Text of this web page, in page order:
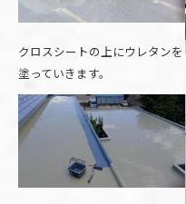
クロスシートの上にウレタンを
塗っていきます。